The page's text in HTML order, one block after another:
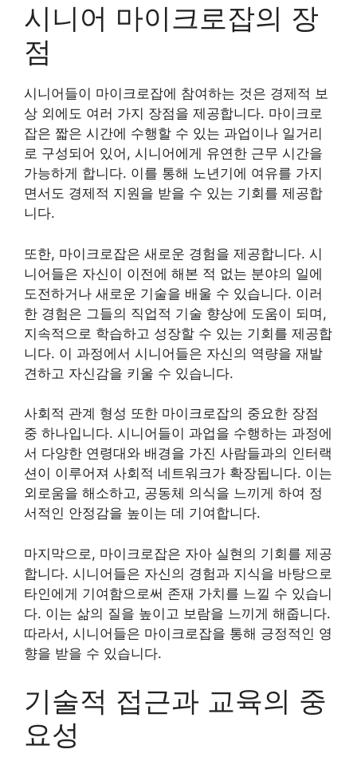
시니어 마이크로잡의 장
점
시니어들이 마이크로잡에 참여하는 것은 경제적 보
상 외에도 여러 가지 장점을 제공합니다. 마이크로
잡은 짧은 시간에 수행할 수 있는 과업이나 일거리
로 구성되어 있어, 시니어에게 유연한 근무 시간을
가능하게 합니다. 이를 통해 노년기에 여유를 가지
면서도 경제적 지원을 받을 수 있는 기회를 제공합
니다.
또한, 마이크로잡은 새로운 경험을 제공합니다. 시
니어들은 자신이 이전에 해본 적 없는 분야의 일에
도전하거나 새로운 기술을 배울 수 있습니다. 이러
한 경험은 그들의 직업적 기술 향상에 도움이 되며,
지속적으로 학습하고 성장할 수 있는 기회를 제공합
니다. 이 과정에서 시니어들은 자신의 역량을 재발
견하고 자신감을 키울 수 있습니다.
사회적 관계 형성 또한 마이크로잡의 중요한 장점
중 하나입니다. 시니어들이 과업을 수행하는 과정에
서 다양한 연령대와 배경을 가진 사람들과의 인터랙
션이 이루어져 사회적 네트워크가 확장됩니다. 이는
외로움을 해소하고, 공동체 의식을 느끼게 하여 정
서적인 안정감을 높이는 데 기여합니다.
마지막으로, 마이크로잡은 자아 실현의 기회를 제공
합니다. 시니어들은 자신의 경험과 지식을 바탕으로
타인에게 기여함으로써 존재 가치를 느낄 수 있습니
다. 이는 삶의 질을 높이고 보람을 느끼게 해줍니다.
따라서, 시니어들은 마이크로잡을 통해 긍정적인 영
향을 받을 수 있습니다.
기술적 접근과 교육의 중
요성